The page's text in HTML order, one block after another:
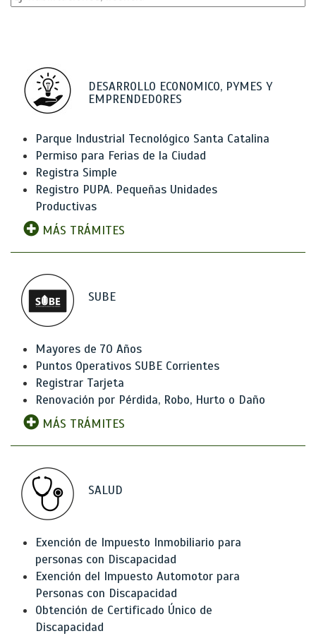
DESARROLLO ECONOMICO, PYMES Y
EMPRENDEDORES
Parque Industrial Tecnológico Santa Catalina
Permiso para Ferias de la Ciudad
Registra Simple
Registro PUPA. Pequeñas Unidades
Productivas
MÁS TRÁMITES
SUBE
Mayores de 70 Años
Puntos Operativos SUBE Corrientes
Registrar Tarjeta
Renovación por Pérdida, Robo, Hurto o Daño
MÁS TRÁMITES
SALUD
Exención de Impuesto Inmobiliario para
personas con Discapacidad
Exención del Impuesto Automotor para
Personas con Discapacidad
Obtención de Certificado Único de
Discapacidad